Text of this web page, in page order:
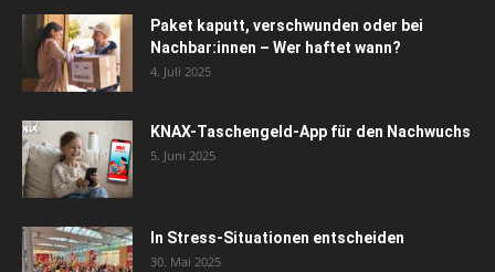
Paket kaputt, verschwunden oder bei
Nachbar:innen – Wer haftet wann?
4. Juli 2025
KNAX-Taschengeld-App für den Nachwuchs
5. Juni 2025
In Stress-Situationen entscheiden
30. Mai 2025